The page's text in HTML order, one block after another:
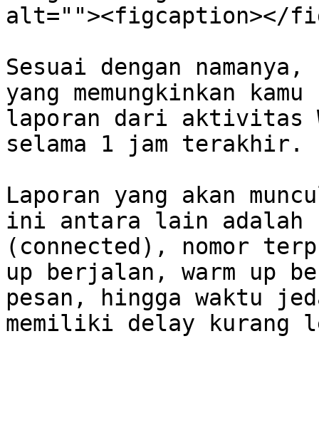
alt=""><figcaption></
Sesuai dengan
yang memungkinkan
laporan dari aktivitas
selama 1 jam terakhir.
Laporan yang akan
ini antara lain adalah
(connected), nomor
up berjalan, warm up
pesan, hingga waktu